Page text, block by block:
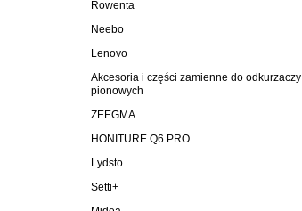
Rowenta
Neebo
Lenovo
Akcesoria i części zamienne do odkurzaczy
pionowych
ZEEGMA
HONITURE Q6 PRO
Lydsto
Setti+